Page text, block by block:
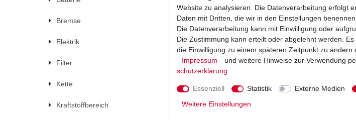
Bremse
Elektrik
Filter
Kette
Kraftstoffbereich
Bremsbeläge EBC FA 252 FA252 Standard
Website zu analysieren. Die Datenverarbeitung erfolgt
Daten mit Dritten, die wir in den Einstellungen benennen.
Die Datenverarbeitung kann mit Einwilligung oder
Die Zustimmung kann erteilt oder abgelehnt werden.
die Einwilligung zu einem späteren Zeitpunkt zu
Impressum
und weitere Hinweise zur Verwendung
schutz­erklärung
Essenziell Statistik Externe Medien
Weitere Einstellungen